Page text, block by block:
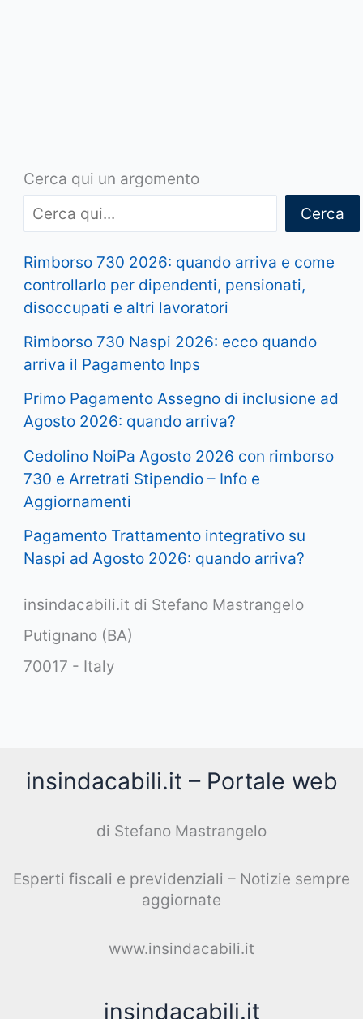
Cerca qui un argomento
Cerca
Rimborso 730 2026: quando arriva e come
controllarlo per dipendenti, pensionati,
disoccupati e altri lavoratori
Rimborso 730 Naspi 2026: ecco quando
arriva il Pagamento Inps
Primo Pagamento Assegno di inclusione ad
Agosto 2026: quando arriva?
Cedolino NoiPa Agosto 2026 con rimborso
730 e Arretrati Stipendio – Info e
Aggiornamenti
Pagamento Trattamento integrativo su
Naspi ad Agosto 2026: quando arriva?
insindacabili.it di Stefano Mastrangelo
Putignano (BA)
70017 - Italy
insindacabili.it – Portale web
di Stefano Mastrangelo
Esperti fiscali e previdenziali – Notizie sempre
aggiornate
www.insindacabili.it
insindacabili.it